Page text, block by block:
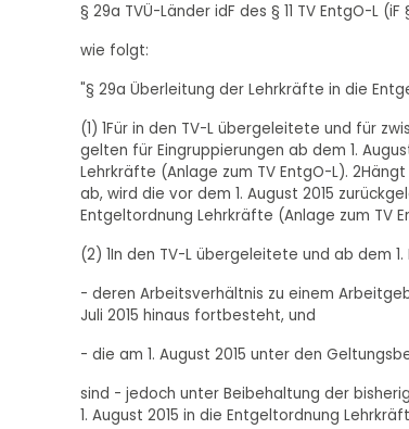
§ 29a TVÜ-Länder idF des § 11 TV EntgO-L
wie folgt:
"§ 29a Überleitung der Lehrkräfte in die
(1) 1Für in den TV-L übergeleitete und für
gelten für Eingruppierungen ab dem 1.
Lehrkräfte (Anlage zum TV EntgO-L).
ab, wird die vor dem 1. August 2015
Entgeltordnung Lehrkräfte (Anlage zum TV
(2) 1In den TV-L übergeleitete und ab dem
- deren Arbeitsverhältnis zu einem
Juli 2015 hinaus fortbesteht, und
- die am 1. August 2015 unter den
sind - jedoch unter Beibehaltung der
1. August 2015 in die Entgeltordnung